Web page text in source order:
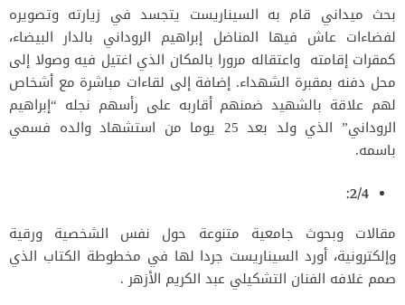
بحث ميداني قام به السيناريست يتجسد في زيارته وتصويره
لفضاءات عاش فيها المناضل إبراهيم الروداني بالدار البيضاء،
كمقرات إقامته واعتقاله مرورا بالمكان الذي اغتيل فيه وصولا إلى
محل دفنه بمقبرة الشهداء. إضافة إلى لقاءات مباشرة مع أشخاص
لهم علاقة بالشهيد ضمنهم أقاربه على رأسهم نجله “إبراهيم
الروداني” الذي ولد بعد 25 يوما من استشهاد والده فسمي
باسمه.
2/4:
مقالات وبحوث جامعية متنوعة حول نفس الشخصية ورقية
وإلكترونية، أورد السيناريست جردا لها في مخطوطة الكتاب الذي
صمم غلافه الفنان التشكيلي عبد الكريم الأزهر .